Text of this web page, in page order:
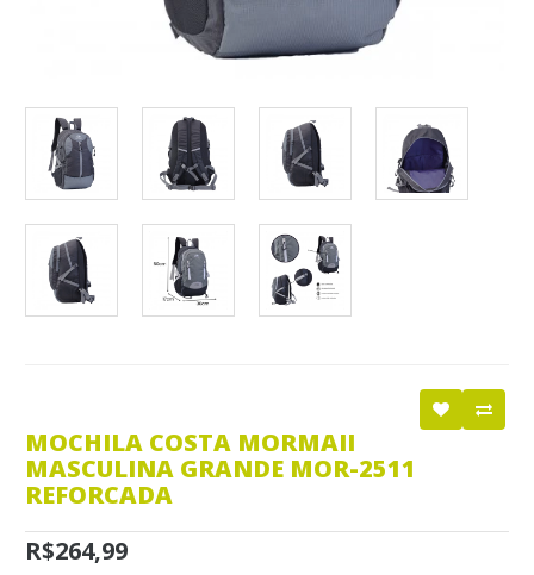
MOCHILA COSTA MORMAII
MASCULINA GRANDE MOR-2511
REFORCADA
R$264,99